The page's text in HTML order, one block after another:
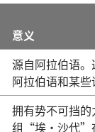
意义
源自阿拉伯语
阿拉伯语和某
拥有势不可挡
组“埃·沙代”